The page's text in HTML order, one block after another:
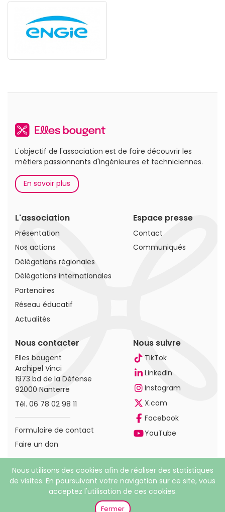
L'objectif de l'association est de faire découvrir les
métiers passionnants d'ingénieures et techniciennes.
En savoir plus
L'association
Présentation
Nos actions
Délégations régionales
Délégations internationales
Partenaires
Réseau éducatif
Actualités
Espace presse
Contact
Communiqués
Nous contacter
Elles bougent
Archipel Vinci
1973 bd de la Défense
92000 Nanterre
Tél. 06 78 02 98 11
Formulaire de contact
Faire un don
Nous suivre
TikTok
LinkedIn
Instagram
X.com
Facebook
YouTube
© 2026 Elles bougent. Tous droits réservés |Mentions
Politique de confidentialité
Nous utilisons des cookies afin de réaliser des statistiques
de visites. En poursuivant votre navigation sur ce site, vous
acceptez l'utilisation de ces cookies.
Fermer